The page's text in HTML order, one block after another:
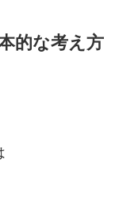
的な考え方